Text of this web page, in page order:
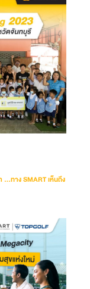
…ทาง SMART เห็นถึง